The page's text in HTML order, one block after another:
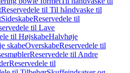
Reservedele til Til håndvaske til
SideskabeReservedele til
til Lave
til HøjskabeHalvhøje
skabeOverskabeReservedele til
Reservedele til Andre
Reservedele til